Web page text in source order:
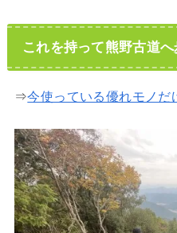
これを持って熊野古道へ
⇒今使っている優れモノだ